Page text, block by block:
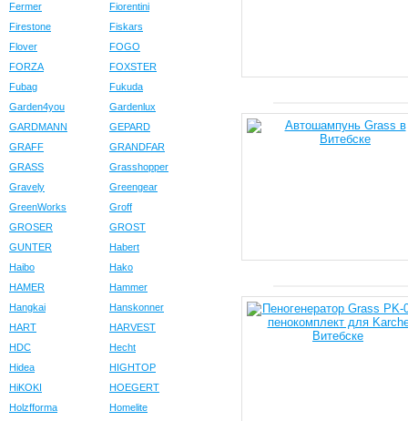
Fermer
Fiorentini
Firestone
Fiskars
Flover
FOGO
FORZA
FOXSTER
Fubag
Fukuda
Garden4you
Gardenlux
GARDMANN
GEPARD
GRAFF
GRANDFAR
GRASS
Grasshopper
Gravely
Greengear
GreenWorks
Groff
GROSER
GROST
GUNTER
Habert
Haibo
Hako
HAMER
Hammer
Hangkai
Hanskonner
HART
HARVEST
HDC
Hecht
Hidea
HIGHTOP
HiKOKI
HOEGERT
Holzfforma
Homelite